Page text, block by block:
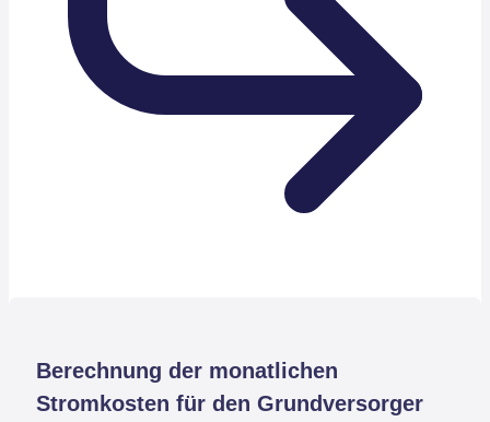
Berechnung der monatlichen
Stromkosten für den Grundversorger